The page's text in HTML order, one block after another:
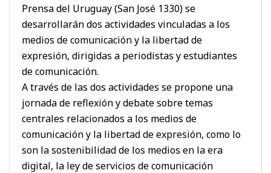
Prensa del Uruguay (San José 1330) se
desarrollarán dos actividades vinculadas a los
medios de comunicación y la libertad de
expresión, dirigidas a periodistas y estudiantes
de comunicación.
A través de las dos actividades se propone una
jornada de reflexión y debate sobre temas
centrales relacionados a los medios de
comunicación y la libertad de expresión, como lo
son la sostenibilidad de los medios en la era
digital, la ley de servicios de comunicación